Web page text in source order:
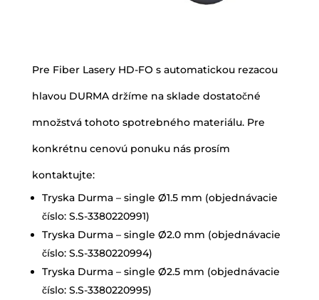
Pre Fiber Lasery HD-FO s automatickou rezacou
hlavou DURMA držíme na sklade dostatočné
množstvá tohoto spotrebného materiálu. Pre
konkrétnu cenovú ponuku nás prosím
kontaktujte:
Tryska Durma – single Ø1.5 mm (objednávacie
číslo: S.S-3380220991)
Tryska Durma – single Ø2.0 mm (objednávacie
číslo: S.S-3380220994)
Tryska Durma – single Ø2.5 mm (objednávacie
číslo: S.S-3380220995)